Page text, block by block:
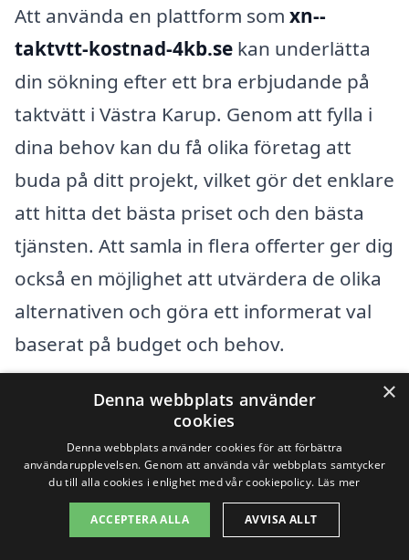
Att använda en plattform som xn--
taktvtt-kostnad-4kb.se kan underlätta
din sökning efter ett bra erbjudande på
taktvätt i Västra Karup. Genom att fylla i
dina behov kan du få olika företag att
buda på ditt projekt, vilket gör det enklare
att hitta det bästa priset och den bästa
tjänsten. Att samla in flera offerter ger dig
också en möjlighet att utvärdera de olika
alternativen och göra ett informerat val
baserat på budget och behov.
Få 3 erbjudanden, gratis och utan
förpliktelser
Sök efter en
×
Denna webbplats använder
cookies
Denna webbplats använder cookies för att förbättra
användarupplevelsen. Genom att använda vår webbplats samtycker
du till alla cookies i enlighet med vår cookiepolicy. Läs mer
ACCEPTERA ALLA AVVISA ALLT